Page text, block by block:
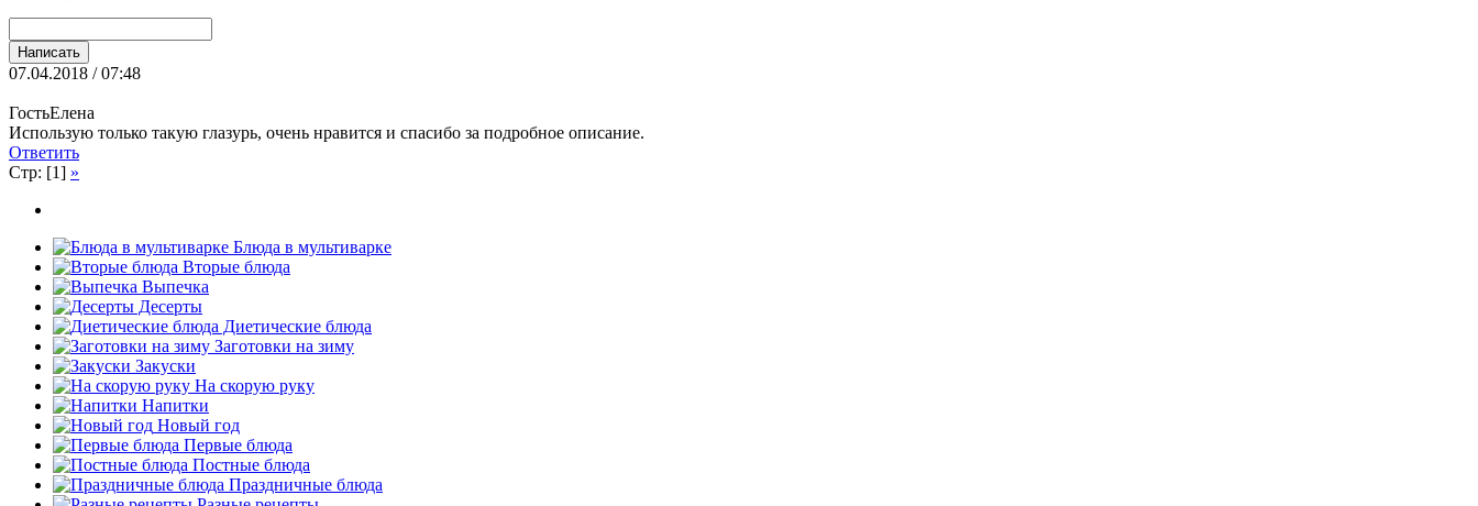
07.04.2018 / 07:48
ГостьЕлена
Использую только такую глазурь, очень нравится и спасибо за подробное описание.
Ответить
Стр: [1] »
Блюда в мультиварке
Вторые блюда
Выпечка
Десерты
Диетические блюда
Заготовки на зиму
Закуски
На скорую руку
Напитки
Новый год
Первые блюда
Постные блюда
Праздничные блюда